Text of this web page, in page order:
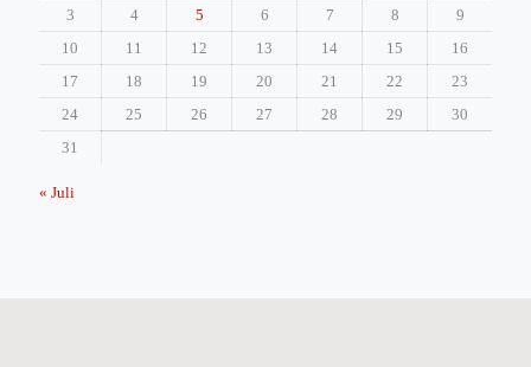
3
4 5 6 7 8
9
10
11 12 13 14 15
16
17
18 19 20 21 22
23
24
25 26 27 28 29
30
31
« Juli